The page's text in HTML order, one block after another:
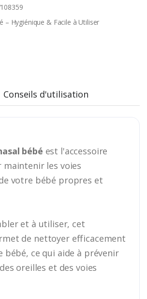
– Hygiénique & Facile à Utiliser
Conseils d'utilisation
bébé est l'accessoire
maintenir les voies
votre bébé propres et
et à utiliser, cet
de nettoyer efficacement
bébé, ce qui aide à prévenir
oreilles et des voies